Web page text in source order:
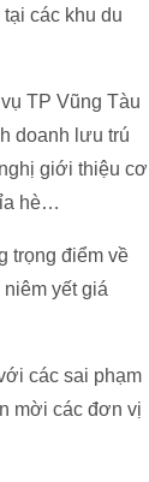
các khu du
TP Vũng Tàu
doanh lưu trú
giới thiệu cơ
hè…
trọng điểm về
yết giá
các sai phạm
mời các đơn vị